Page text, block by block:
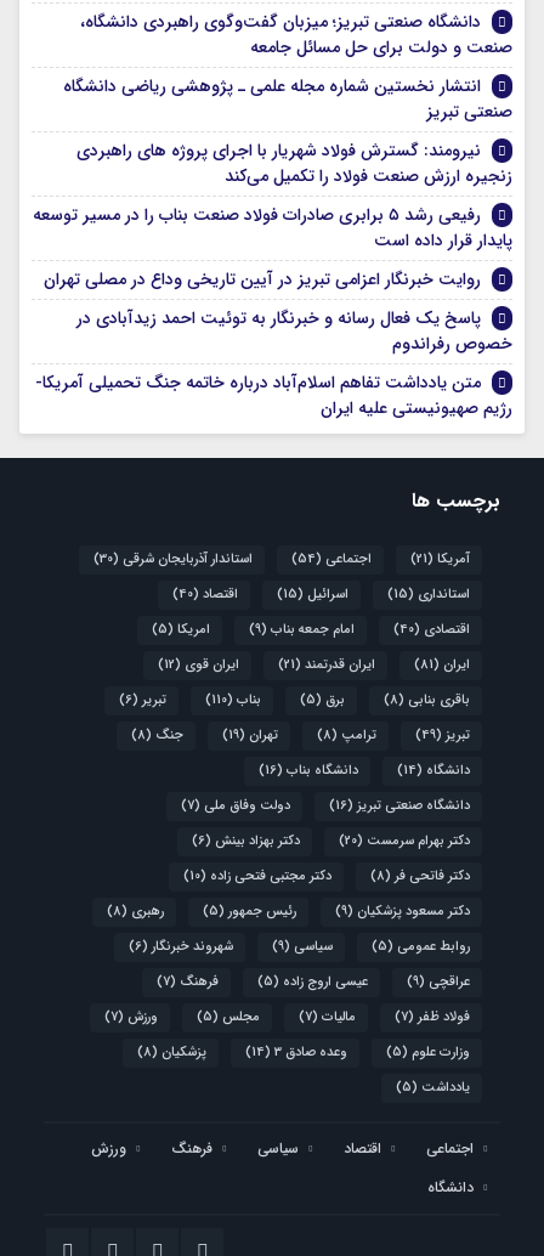
دانشگاه صنعتی تبریز؛ میزبان گفت‌وگوی راهبردی دانشگاه،
صنعت و دولت برای حل مسائل جامعه
انتشار نخستین شماره مجله علمی ـ پژوهشی ریاضی دانشگاه
صنعتی تبریز
نیرومند: گسترش فولاد شهریار با اجرای پروژه های راهبردی
زنجیره ارزش صنعت فولاد را تکمیل می‌کند
رفیعی رشد ۵ برابری صادرات فولاد صنعت بناب را در مسیر توسعه
پایدار قرار داده است
روایت خبرنگار اعزامی تبریز در آیین تاریخی وداع در مصلی تهران
پاسخ یک فعال رسانه و خبرنگار به توئیت احمد زیدآبادی در
خصوص رفراندوم
متن یادداشت تفاهم اسلام‌آباد درباره خاتمه جنگ تحمیلی آمریکا-
رژیم صهیونیستی علیه ایران
برچسب ها
آمریکا (21) اجتماعی (54) استاندار آذربایجان شرقی (30)
استانداری (15) اسرائیل (15) اقتصاد (40)
اقتصادی (40) امام جمعه بناب (9) امریکا (5)
ایران (81) ایران قدرتمند (21) ایران قوی (12)
باقری بنابی (8) برق (5) بناب (110) تبریر(6)
تبریز(49) ترامپ (8) تهران (19) جنگ (8)
دانشگاه (14) دانشگاه بناب (16)
دانشگاه صنعتی تبریز(16) دولت وفاق ملی (7)
دکتر بهرام سرمست (20) دکتر بهزاد بینش (6)
دکتر فاتحی فر(8) دکتر مجتبی فتحی زاده (10)
دکتر مسعود پزشکیان (9) رئیس جمهور(5) رهبری (8)
روابط عمومی (5) سیاسی (9) شهروند خبرنگار(6)
عراقچی (9) عیسی اروج زاده (5) فرهنگ (7)
فولاد ظفر(7) مالیات (7) مجلس (5) ورزش (7)
وزارت علوم (5) وعده صادق 3 (14) پزشکیان (8)
یادداشت (5)
اجتماعی اقتصاد سیاسی فرهنگ
ورزش
دانشگاه